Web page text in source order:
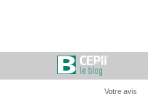
Votre avis